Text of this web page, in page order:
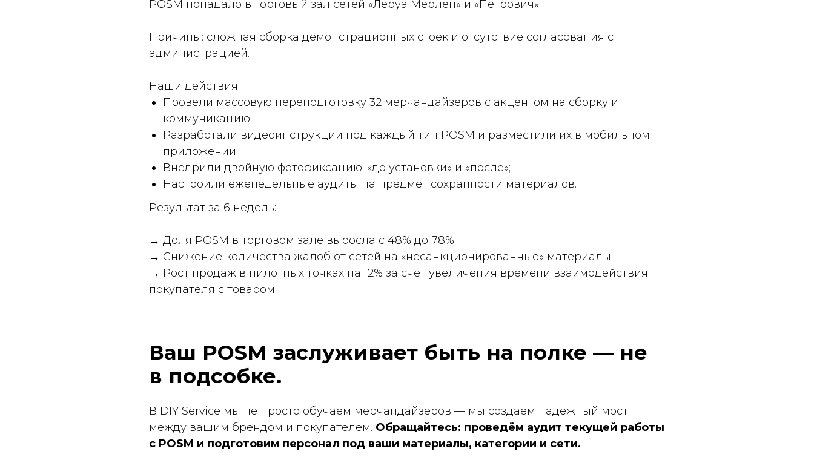
→ Доля POSM в торговом зале выросла с 48% до 78%;
→ Снижение количества жалоб от сетей на «несанкционированные» материалы;
→ Рост продаж в пилотных точках на 12% за счёт увеличения времени взаимодействия
Ваш POSM заслуживает быть на полке — не
в подсобке.
В DIY Service мы не просто обучаем мерчандайзеров — мы создаём надёжный мост
с POSM и подготовим персонал под ваши материалы, категории и сети.
Контакты
+7 800 600-61-79
Москва, Щипок, 9/26, стр. 3
sales@diyservice.ru